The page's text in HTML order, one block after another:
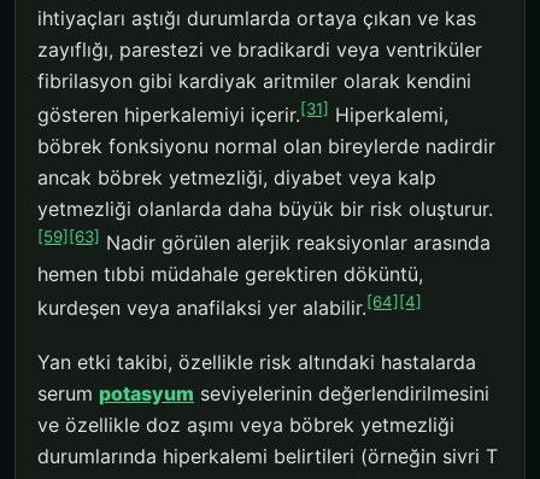
ihtiyaçları aştığı durumlarda ortaya çıkan ve kas
zayıflığı, parestezi ve bradikardi veya ventriküler
fibrilasyon gibi kardiyak aritmiler olarak kendini
gösteren hiperkalemiyi içerir.[31] Hiperkalemi,
böbrek fonksiyonu normal olan bireylerde nadirdir
ancak böbrek yetmezliği, diyabet veya kalp
yetmezliği olanlarda daha büyük bir risk oluşturur.
[59] [63] Nadir görülen alerjik reaksiyonlar arasında
hemen tıbbi müdahale gerektiren döküntü,
kurdeşen veya anafilaksi yer alabilir.[64] [4]
Yan etki takibi, özellikle risk altındaki hastalarda
serum potasyum seviyelerinin değerlendirilmesini
ve özellikle doz aşımı veya böbrek yetmezliği
durumlarında hiperkalemi belirtileri (örneğin sivri T